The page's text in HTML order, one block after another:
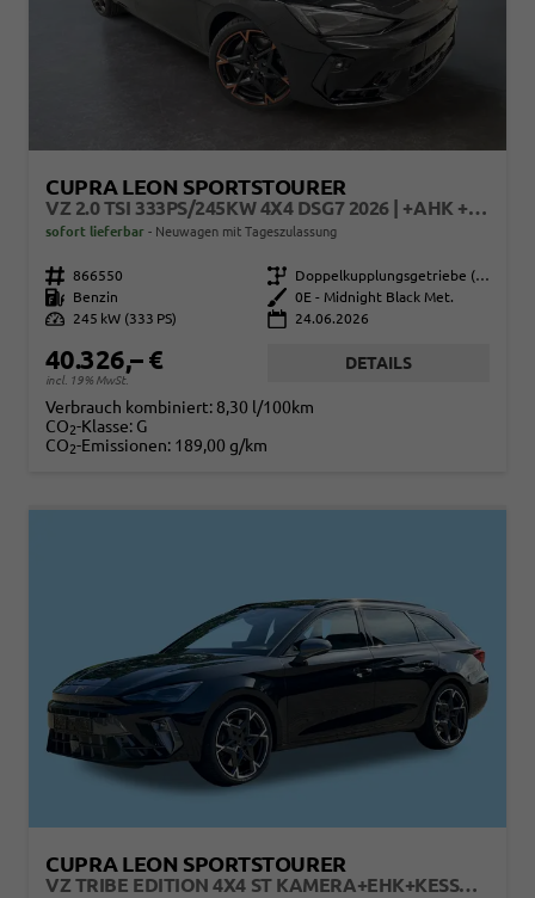
CUPRA LEON SPORTSTOURER
VZ 2.0 TSI 333PS/245KW 4X4 DSG7 2026 | +AHK +PANO +NAVI +MATRIX +IMMERSIVE +5J ERW. GARANTIE
sofort lieferbar Neuwagen mit Tageszulassung
Fahrzeugnr. 866550 Getriebe
Doppelkupplungsgetriebe (DSG)
Kraftstoff
Benzin Außenfarbe
0E - Midnight Black Met.
Leistung
245 kW (333 PS) 24.06.2026
40.326,– €
incl. 19% MwSt.
DETAILS
Verbrauch kombiniert: 8,30 l/100km
CO2-Klasse: G
CO2-Emissionen: 189,00 g/km
CUPRA LEON SPORTSTOURER
VZ TRIBE EDITION 4X4 ST KAMERA+EHK+KESSY+ACC+SHZ+19" ALU+LED